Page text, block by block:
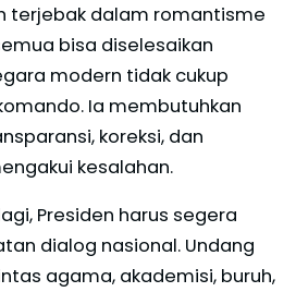
terjebak dalam romantisme
bisa diselesaikan
modern tidak cukup
Ia membutuhkan
koreksi, dan
kesalahan.
Presiden harus segera
dialog nasional. Undang
agama, akademisi, buruh,